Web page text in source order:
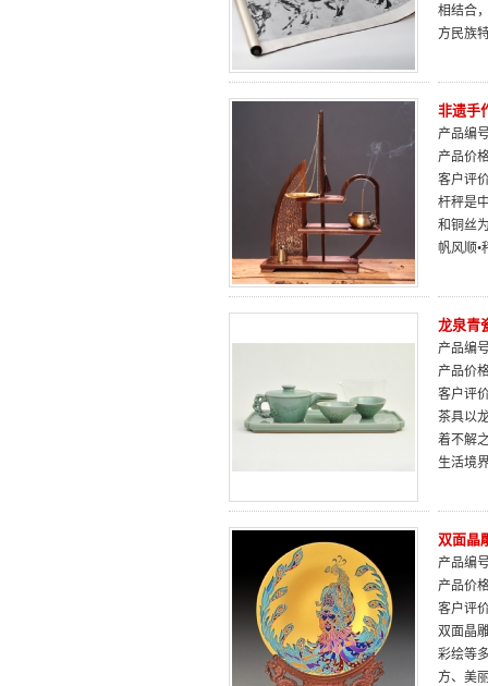
相结合
方民族
非遗手
产品编
产品价
客户评
杆秤是
和铜丝
帆风顺•
龙泉青
产品编
产品价
客户评
茶具以
着不解
生活境
双面晶
产品编
产品价
客户评
双面晶
彩绘等
方、美